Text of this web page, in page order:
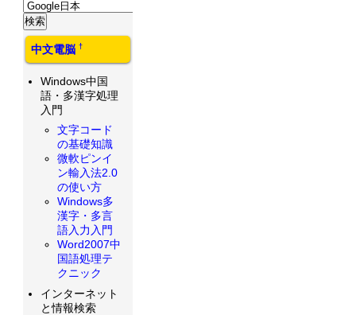
中文電脳 †
Windows中国
語・多漢字処理
入門
文字コード
の基礎知識
微軟ピンイ
ン輸入法2.0
の使い方
Windows多
漢字・多言
語入力入門
Word2007中
国語処理テ
クニック
インターネット
と情報検索